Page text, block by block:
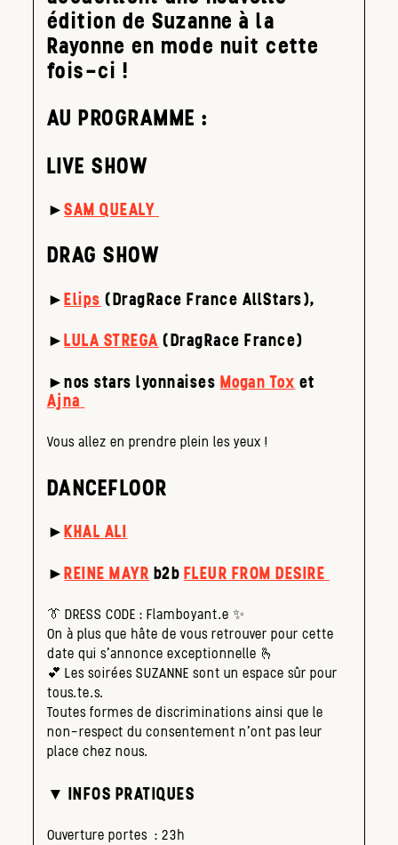
édition de Suzanne à la
Rayonne en mode nuit cette
fois-ci !
AU PROGRAMME :
LIVE SHOW
►SAM QUEALY
DRAG SHOW
►Elips (DragRace France AllStars),
►LULA STREGA (DragRace France)
►nos stars lyonnaises Mogan Tox et
Ajna
Vous allez en prendre plein les yeux !
DANCEFLOOR
►KHAL ALI
►REINE MAYR b2b FLEUR FROM DESIRE
👔 DRESS CODE : Flamboyant.e ✨
On à plus que hâte de vous retrouver pour cette
date qui s’annonce exceptionnelle 🫰
💕 Les soirées SUZANNE sont un espace sûr pour
tous.te.s.
Toutes formes de discriminations ainsi que le
non-respect du consentement n’ont pas leur
place chez nous.
▼ INFOS PRATIQUES
Ouverture portes : 23h